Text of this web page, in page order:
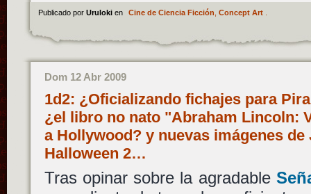
Publicado por Uruloki en Cine de Ciencia Ficción Concept Art.
Dom 12 Abr 2009
1d2: ¿Oficializando fichajes para
¿el libro no nato "Abraham Lincoln:
a Hollywood? y nuevas imágenes de
Halloween 2…
Tras opinar sobre la agradable